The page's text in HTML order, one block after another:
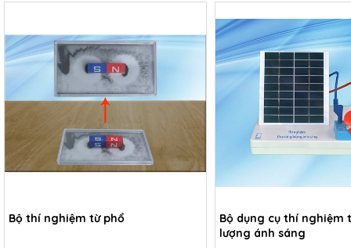
Bộ thí nghiệm từ phổ
Bộ dụng cụ thí nghiệm
lượng ánh sáng